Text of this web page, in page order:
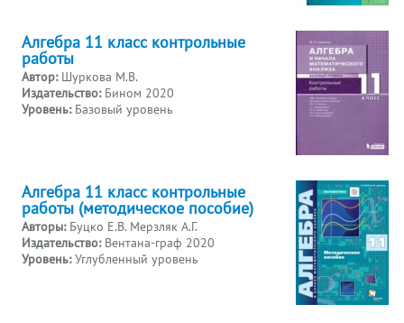
Алгебра 11 класс контрольные
работы
Автор: Шуркова М.В.
Издательство: Бином 2020
Уровень: Базовый уровень
Алгебра 11 класс контрольные
работы (методическое пособие)
Авторы: Буцко Е.В. Мерзляк А.Г.
Издательство: Вентана-граф 2020
Уровень: Углубленный уровень